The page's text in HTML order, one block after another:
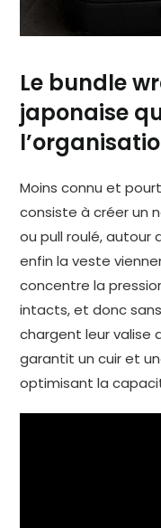
Le bundle
japonaise
Moins connu et
consiste à créer un
ou pull roulé, autour
enfin la veste
concentre la
intacts, et donc
chargent leur valise
garantit un cuir et
optimisant la